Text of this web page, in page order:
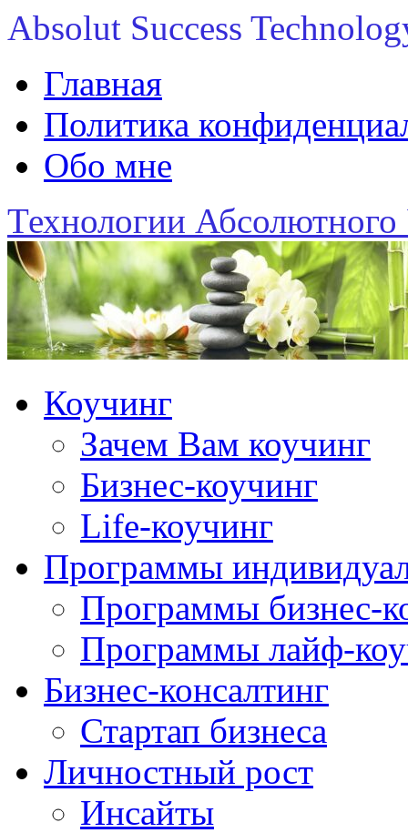
Absolut Success
Главная
Политика
Обо мне
Технологии Абсолютного
Коучинг
Зачем Вам коучинг
Бизнес-коучинг
Life-коучинг
Программы
Программы бизнес-
Программы лайф-
Бизнес-консалтинг
Стартап бизнеса
Личностный рост
Инсайты